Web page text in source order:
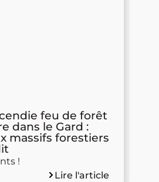
feu de forêt
dans le Gard :
massifs forestiers
!
Lire l'article